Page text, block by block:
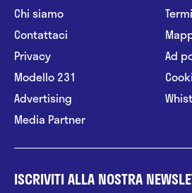
Chi siamo
Contattaci
Privacy
Modello 231
Advertising
Media Partner
Ad
ISCRIVITI ALLA NOSTRA